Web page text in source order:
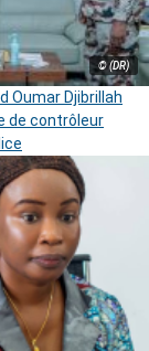
© (DR)
Oumar Djibrillah
de contrôleur